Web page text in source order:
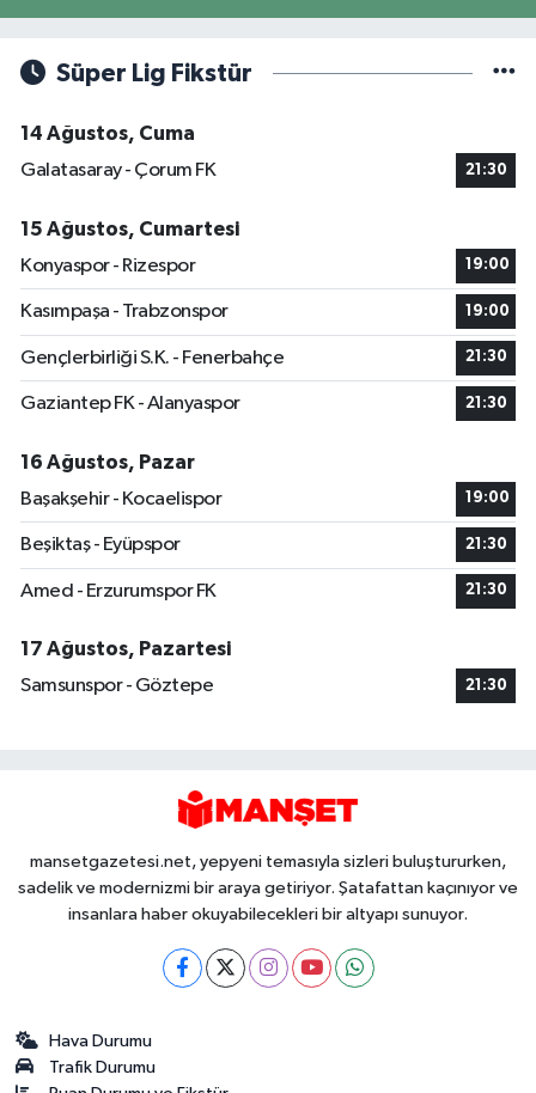
Süper Lig Fikstür
14 Ağustos, Cuma
Galatasaray - Çorum FK
21:30
15 Ağustos, Cumartesi
Konyaspor - Rizespor
19:00
Kasımpaşa - Trabzonspor 19:00
Gençlerbirliği S.K. - Fenerbahçe 21:30
Gaziantep FK - Alanyaspor 21:30
16 Ağustos, Pazar
Başakşehir - Kocaelispor
19:00
Beşiktaş - Eyüpspor 21:30
Amed - Erzurumspor FK 21:30
17 Ağustos, Pazartesi
Samsunspor - Göztepe
21:30
mansetgazetesi.net, yepyeni temasıyla sizleri buluştururken,
sadelik ve modernizmi bir araya getiriyor. Şatafattan kaçınıyor ve
insanlara haber okuyabilecekleri bir altyapı sunuyor.
Hava Durumu
Trafik Durumu